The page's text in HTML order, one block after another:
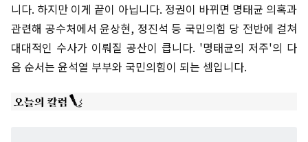
니다. 하지만 이게 끝이 아닙니다. 정권이 바뀌면 명태균 의혹과
관련해 공수처에서 윤상현, 정진석 등 국민의힘 당 전반에 걸쳐
대대적인 수사가 이뤄질 공산이 큽니다. '명태균의 저주'의 다
음 순서는 윤석열 부부와 국민의힘이 되는 셈입니다.